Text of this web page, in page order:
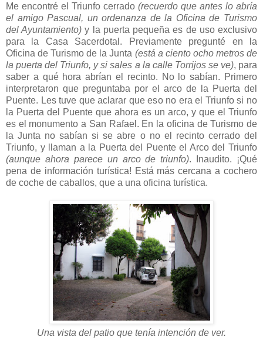
Me encontré el Triunfo cerrado (recuerdo que antes lo abría
el amigo Pascual, un ordenanza de la Oficina de Turismo
del Ayuntamiento)y la puerta pequeña es de uso exclusivo
para la Casa Sacerdotal. Previamente pregunté en la
Oficina de Turismo de la Junta (está a ciento ocho metros de
la puerta del Triunfo, y si sales a la calle Torrijos se ve), para
saber a qué hora abrían el recinto. No lo sabían. Primero
interpretaron que preguntaba por el arco de la Puerta del
Puente. Les tuve que aclarar que eso no era el Triunfo si no
la Puerta del Puente que ahora es un arco, y que el Triunfo
es el monumento a San Rafael. En la oficina de Turismo de
la Junta no sabían si se abre o no el recinto cerrado del
Triunfo, y llaman a la Puerta del Puente el Arco del Triunfo
(aunque ahora parece un arco de triunfo). Inaudito. ¡Qué
pena de información turística! Está más cercana a cochero
de coche de caballos, que a una oficina turística.
Una vista del patio que tenía intención de ver.